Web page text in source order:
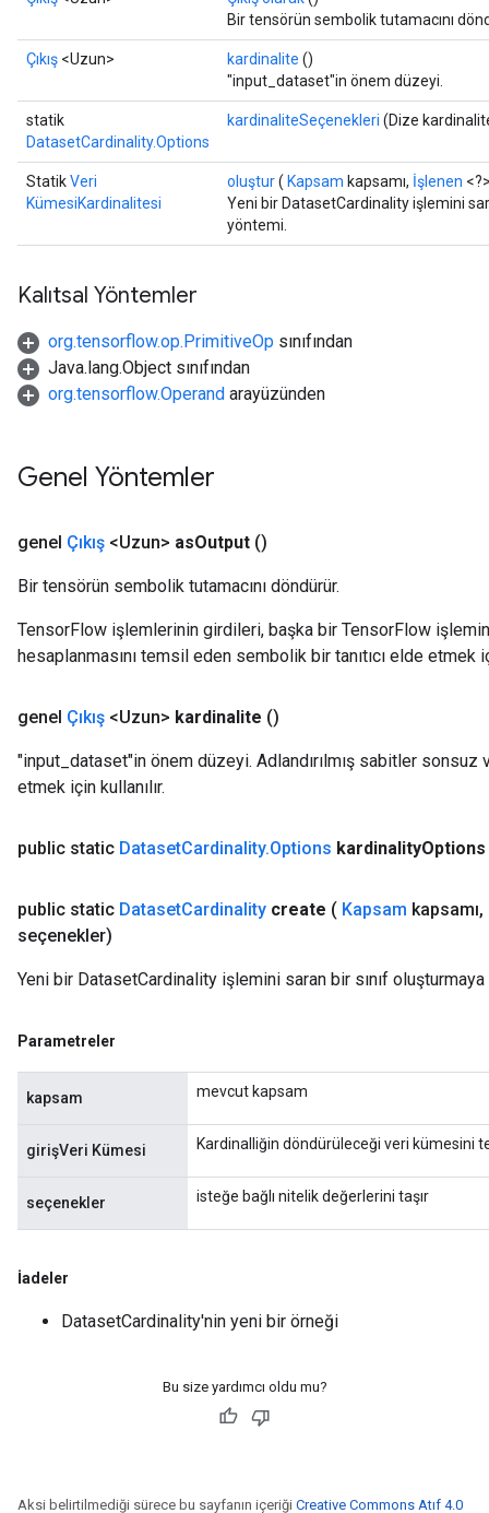
Bir tensörün sembolik tutamacını
Çıkış <Uzun> kardinalite ()
"input_dataset"in önem düzeyi.
statik
DatasetCardinality.Options
kardinaliteSeçenekleri (Dize
StatikVeri
KümesiKardinalitesi
oluştur( Kapsam kapsamı, İşlenen
Yeni bir DatasetCardinality işlemini
yöntemi.
Kalıtsal Yöntemler
org.tensorflow.op.PrimitiveOp sınıfından
Java.lang.Object sınıfından
org.tensorflow.Operand arayüzünden
Genel Yöntemler
genel Çıkış <Uzun> asOutput ()
Bir tensörün sembolik tutamacını döndürür.
TensorFlow işlemlerinin girdileri, başka bir TensorFlow
hesaplanmasını temsil eden sembolik bir tanıtıcı elde etmek
genel Çıkış <Uzun> kardinalite ()
"input_dataset"in önem düzeyi. Adlandırılmış sabitler
etmek için kullanılır.
public static DatasetCardinality.Options kardinalityOptions
public static DatasetCardinality create ( Kapsam kapsamı,
seçenekler)
Yeni bir DatasetCardinality işlemini saran bir sınıf
Parametreler
kapsam mevcut kapsam
girişVeri Kümesi Kardinalliğin döndürüleceği veri kümesini
seçenekler isteğe bağlı nitelik değerlerini taşır
İadeler
DatasetCardinality'nin yeni bir örneği
Bu size yardımcı oldu mu?
Aksi belirtilmediği sürece bu sayfanın içeriği Creative Commons Atıf 4.0